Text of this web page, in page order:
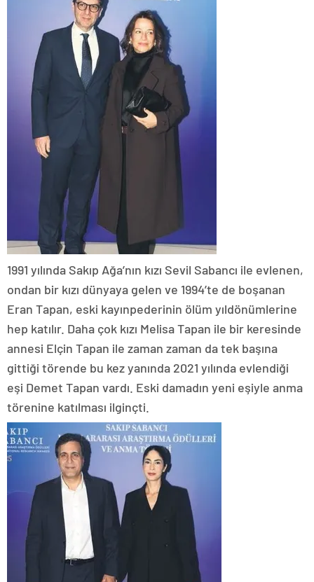
1991 yılında Sakıp Ağa’nın kızı Sevil Sabancı ile evlenen,
ondan bir kızı dünyaya gelen ve 1994’te de boşanan
Eran Tapan, eski kayınpederinin ölüm yıldönümlerine
hep katılır. Daha çok kızı Melisa Tapan ile bir keresinde
annesi Elçin Tapan ile zaman zaman da tek başına
gittiği törende bu kez yanında 2021 yılında evlendiği
eşi Demet Tapan vardı. Eski damadın yeni eşiyle anma
törenine katılması ilginçti.